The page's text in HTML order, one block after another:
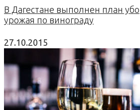
В Дагестане выполнен план
урожая по винограду
27.10.2015